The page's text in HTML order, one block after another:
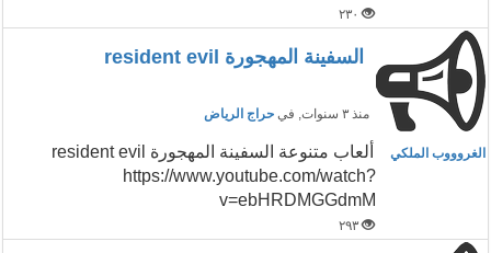
٢٣٠
السفينة المهجورة resident evil
منذ ٣ سنوات , في حراج الرياض
الغروووب الملكي
ألعاب متنوعة السفينة المهجورة resident evil
https://www.youtube.com/watch?
v=ebHRDMGGdmM
٢٩٣